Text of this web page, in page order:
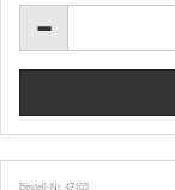
Bestell-Nr. 47165